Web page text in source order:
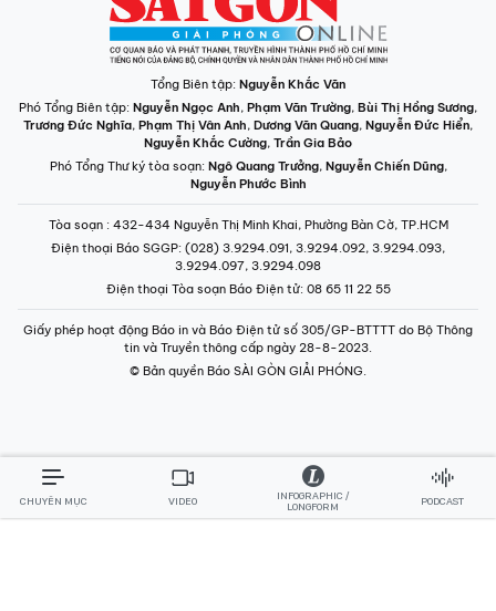
Tổng Biên tập: Nguyễn Khắc Văn
Phó Tổng Biên tập: Nguyễn Ngọc Anh, Phạm Văn Trường, Bùi Thị Hồng Sương,
Trương Đức Nghĩa, Phạm Thị Vân Anh, Dương Văn Quang, Nguyễn Đức Hiển,
Nguyễn Khắc Cường, Trần Gia Bảo
Phó Tổng Thư ký tòa soạn: Ngô Quang Trưởng, Nguyễn Chiến Dũng,
Nguyễn Phước Bình
Tòa soạn : 432-434 Nguyễn Thị Minh Khai, Phường Bàn Cờ, TP.HCM
Điện thoại Báo SGGP: (028) 3.9294.091, 3.9294.092, 3.9294.093,
3.9294.097, 3.9294.098
Điện thoại Tòa soạn Báo Điện tử: 08 65 11 22 55
Giấy phép hoạt động Báo in và Báo Điện tử số 305/GP-BTTTT do Bộ Thông
tin và Truyền thông cấp ngày 28-8-2023.
© Bản quyền Báo SÀI GÒN GIẢI PHÓNG.
CHUYÊN MỤC VIDEO
INFOGRAPHIC /
LONGFORM
PODCAST